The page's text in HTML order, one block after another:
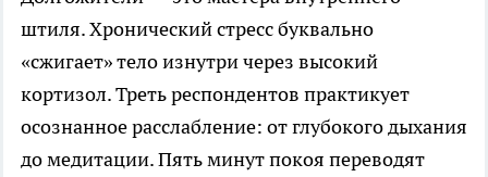
штиля. Хронический стресс буквально
«сжигает» тело изнутри через высокий
кортизол. Треть респондентов практикует
осознанное расслабление: от глубокого дыхания
до медитации. Пять минут покоя переводят